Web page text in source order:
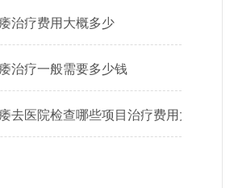
治疗费用大概多少
治疗一般需要多少钱
去医院检查哪些项目治疗费用大概多少钱